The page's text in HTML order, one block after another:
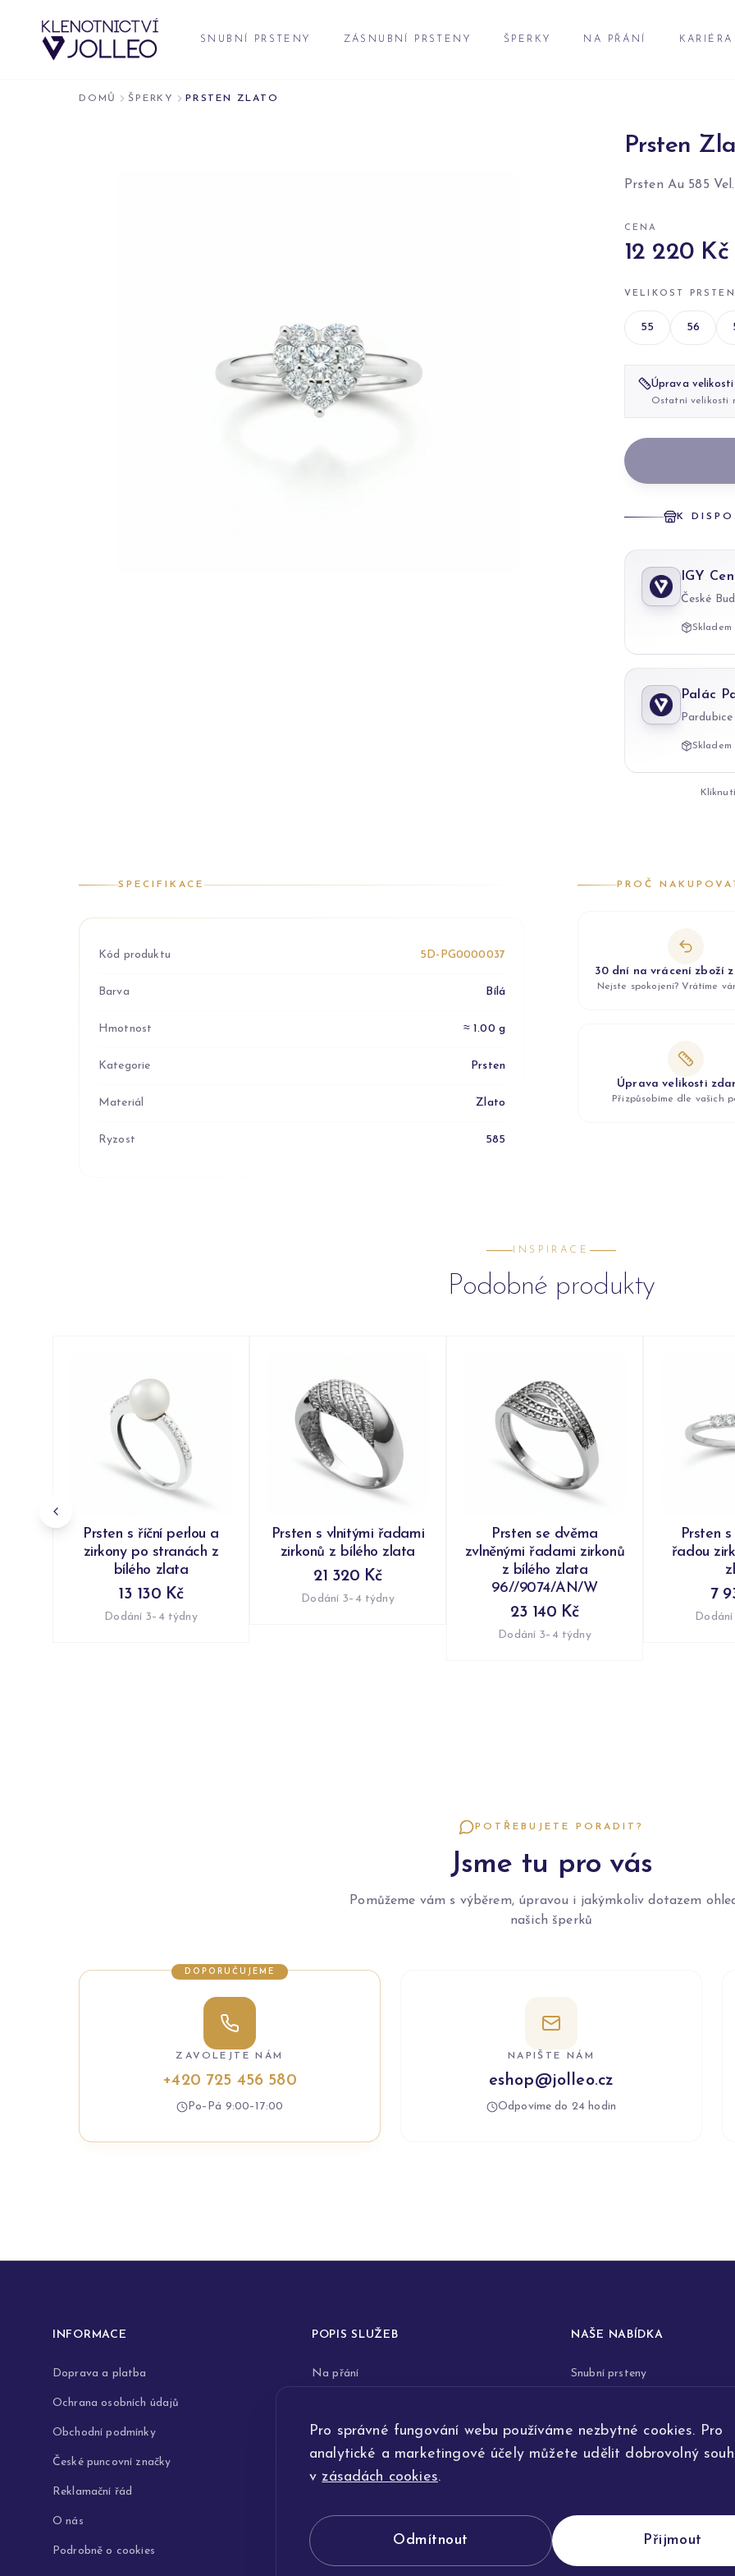
Pro správné fungování webu používáme nezbytné cookies. Pro
analytické a marketingové účely můžete udělit dobrovolný
v zásadách cookies.
Odmítnout Přijmout
SNUBNÍ PRSTENY ZÁSNUBNÍ PRSTENY ŠPERKY NA PŘÁNÍ KARIÉRA
DOMŮ ŠPERKY PRSTEN ZLATO
Prsten
Prsten Au 585
CENA
12 220 Kč
VELIKOST
55 56
Úprava velikosti
Ostatní velikosti
K
IGY
České
Skladem
Palác
Pardubice
Skladem
SPECIFIKACE
Kód produktu 5D-PG0000037
Barva Bílá
Hmotnost ≈ 1.00 g
Kategorie Prsten
Materiál Zlato
Ryzost 585
PROČ
30 dní na vrácení zboží z
Nejste spokojeni? Vrátíme
Úprava velikosti
Přizpůsobíme dle vašich
INSPIRACE
Podobné produkty
Prsten s říční perlou a
zirkony po stranách z
bílého zlata
13 130 Kč
Dodání 3–4 týdny
Prsten s vlnitými řadami
zirkonů z bílého zlata
21 320 Kč
Dodání 3–4 týdny
Prsten se dvěma
zvlněnými řadami zirkonů
z bílého zlata
96//9074/AN/W
23 140 Kč
Dodání 3–4 týdny
Prsten
řadou
7
POTŘEBUJETE PORADIT?
Jsme tu pro vás
Pomůžeme vám s výběrem, úpravou i jakýmkoliv dotazem
našich šperků
DOPORUČUJEME
ZAVOLEJTE NÁM
+420 725 456 580
Po–Pá 9:00–17:00
NAPIŠTE NÁM
eshop@jolleo.cz
Odpovíme do 24 hodin
INFORMACE
Doprava a platba
Ochrana osobních údajů
Obchodní podmínky
České puncovní značky
Reklamační řád
O nás
Podrobně o cookies
POPIS SLUŽEB
Na přání
Opravy a renovace šperků
Výkup zlata
NAŠE NABÍDKA
Snubní prsteny
Šperky
Na přání